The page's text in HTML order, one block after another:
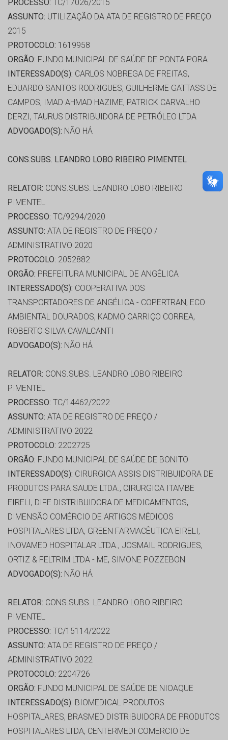
PROCESSO: TC/17026/2015
ASSUNTO: UTILIZAÇÃO DA ATA DE REGISTRO DE PREÇO
2015
PROTOCOLO: 1619958
ORGÃO: FUNDO MUNICIPAL DE SAÚDE DE PONTA PORA
INTERESSADO(S): CARLOS NOBREGA DE FREITAS,
EDUARDO SANTOS RODRIGUES, GUILHERME GATTASS DE
CAMPOS, IMAD AHMAD HAZIME, PATRICK CARVALHO
DERZI, TAURUS DISTRIBUIDORA DE PETRÓLEO LTDA
ADVOGADO(S): NÃO HÁ
CONS.SUBS. LEANDRO LOBO RIBEIRO PIMENTEL
RELATOR: CONS.SUBS. LEANDRO LOBO RIBEIRO
PIMENTEL
PROCESSO: TC/9294/2020
ASSUNTO: ATA DE REGISTRO DE PREÇO /
ADMINISTRATIVO 2020
PROTOCOLO: 2052882
ORGÃO: PREFEITURA MUNICIPAL DE ANGÉLICA
INTERESSADO(S): COOPERATIVA DOS
TRANSPORTADORES DE ANGÉLICA - COPERTRAN, ECO
AMBIENTAL DOURADOS, KADMO CARRIÇO CORREA,
ROBERTO SILVA CAVALCANTI
ADVOGADO(S): NÃO HÁ
RELATOR: CONS.SUBS. LEANDRO LOBO RIBEIRO
PIMENTEL
PROCESSO: TC/14462/2022
ASSUNTO: ATA DE REGISTRO DE PREÇO /
ADMINISTRATIVO 2022
PROTOCOLO: 2202725
ORGÃO: FUNDO MUNICIPAL DE SAÚDE DE BONITO
INTERESSADO(S): CIRURGICA ASSIS DISTRIBUIDORA DE
PRODUTOS PARA SAUDE LTDA., CIRURGICA ITAMBE
EIRELI, DIFE DISTRIBUIDORA DE MEDICAMENTOS,
DIMENSÃO COMÉRCIO DE ARTIGOS MÉDICOS
HOSPITALARES LTDA, GREEN FARMACÊUTICA EIRELI,
INOVAMED HOSPITALAR LTDA., JOSMAIL RODRIGUES,
ORTIZ & FELTRIM LTDA - ME, SIMONE POZZEBON
ADVOGADO(S): NÃO HÁ
RELATOR: CONS.SUBS. LEANDRO LOBO RIBEIRO
PIMENTEL
PROCESSO: TC/15114/2022
ASSUNTO: ATA DE REGISTRO DE PREÇO /
ADMINISTRATIVO 2022
PROTOCOLO: 2204726
ORGÃO: FUNDO MUNICIPAL DE SAÚDE DE NIOAQUE
INTERESSADO(S): BIOMEDICAL PRODUTOS
HOSPITALARES, BRASMED DISTRIBUIDORA DE PRODUTOS
HOSPITALARES LTDA, CENTERMEDI COMERCIO DE